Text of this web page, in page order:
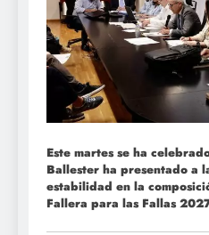
Este martes se ha
Ballester ha presentado a
estabilidad en la
Fallera para las Fallas